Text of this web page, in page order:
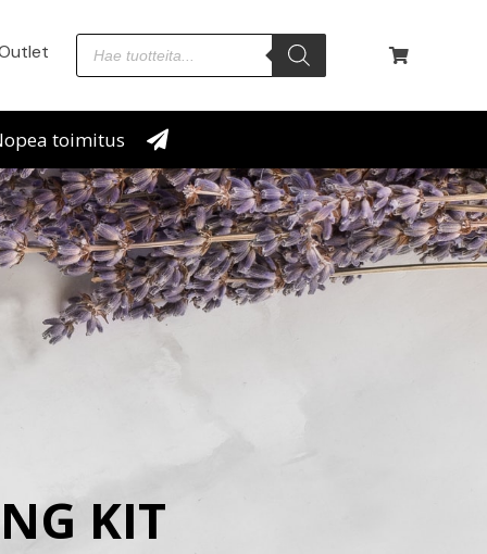
toimitus
KIT